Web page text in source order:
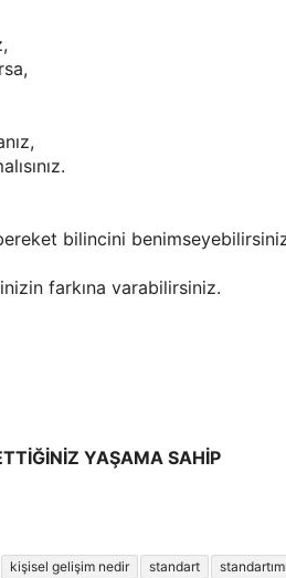
bilincini
farkına varabilirsiniz.
YAŞAMA SAHİP
kişisel gelişim nedir standart